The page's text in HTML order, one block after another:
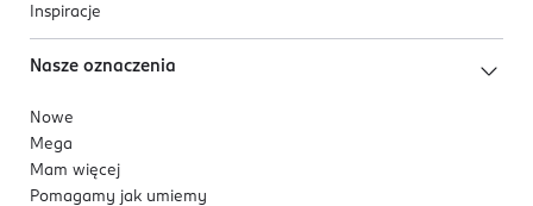
Inspiracje
Nasze oznaczenia
Nowe
Mega
Mam więcej
Pomagamy jak umiemy